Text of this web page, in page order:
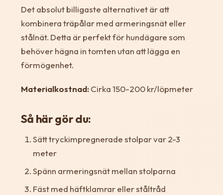
Det absolut billigaste alternativet är att
kombinera träpålar med armeringsnät eller
stålnät. Detta är perfekt för hundägare som
behöver hägna in tomten utan att lägga en
förmögenhet.
Materialkostnad:Cirka 150-200 kr/löpmeter
Så här gör du:
Sätt tryckimpregnerade stolpar var 2-3
meter
Spänn armeringsnät mellan stolparna
Fäst med häftklamrar eller ståltråd